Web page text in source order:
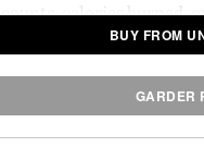
counts, calories burned,
the rope swings in
all you have to supply is
BUY FROM
GARDER